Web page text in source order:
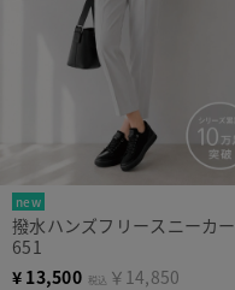
new
撥水ハンズフリースニーカー
651
¥ 13,500 税込 ￥14,850